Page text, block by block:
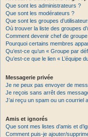
Que sont les administrateurs ?
Que sont les modérateurs ?
Que sont les groupes
Où trouver la liste des groupes
Comment devenir chef de
Pourquoi certains membres
Qu’est-ce qu’un « Groupe par
Qu’est-ce que le lien « L’équipe
Messagerie privée
Je ne peux pas envoyer de
Je reçois sans arrêt des
J’ai reçu un spam ou un courriel
Amis et ignorés
Que sont mes listes d’amis et
Comment puis-je ajouter/